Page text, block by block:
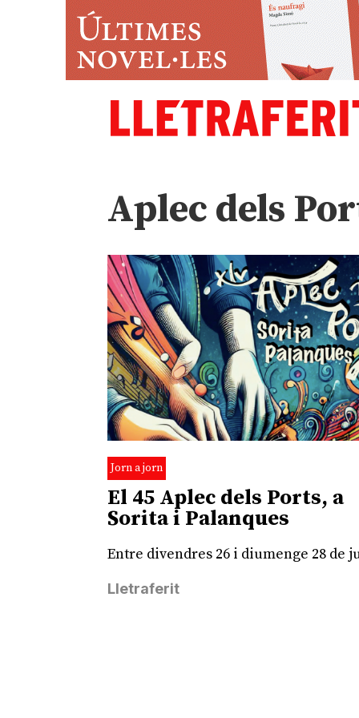
Aplec dels
Jorn a jorn
El 45 Aplec dels Ports, a
Sorita i Palanques
Entre divendres 26 i diumenge 28 de
Lletraferit